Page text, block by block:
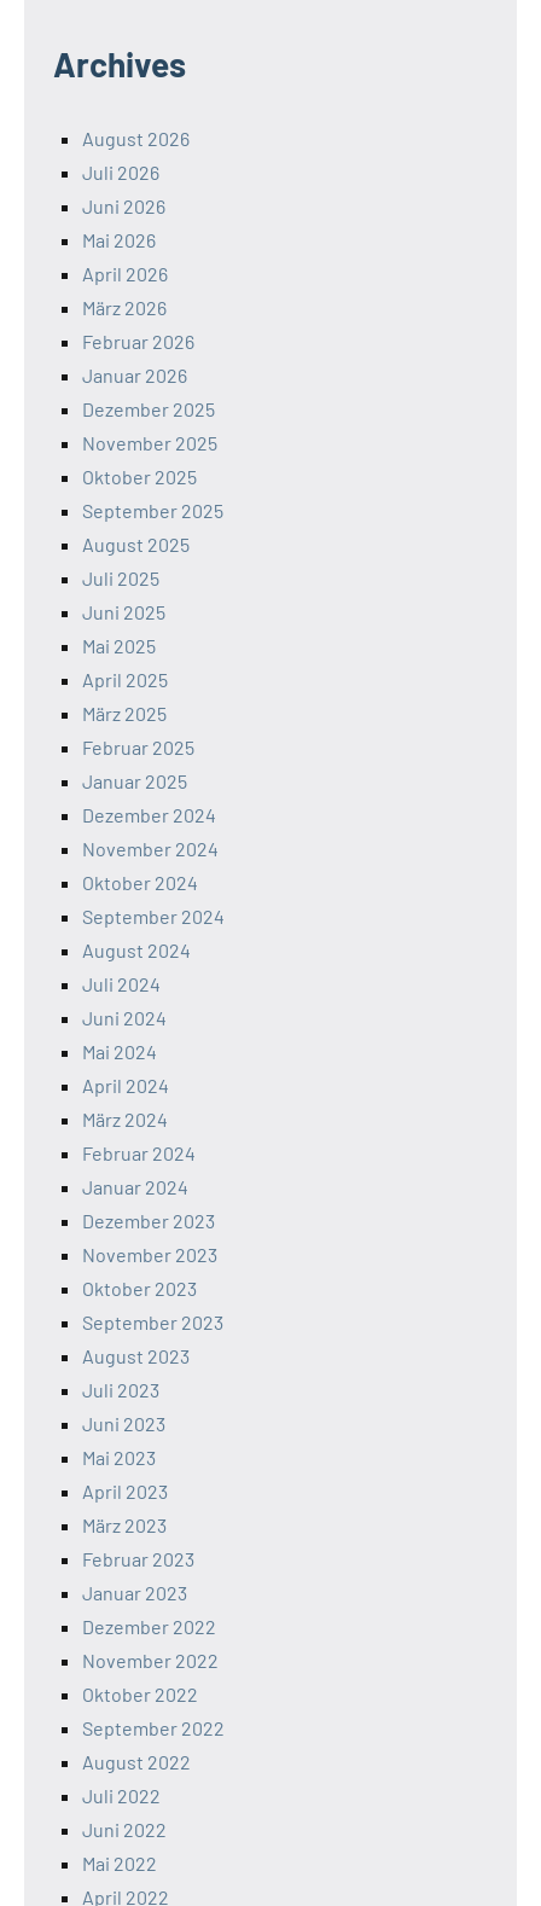
Archives
August 2026
Juli 2026
Juni 2026
Mai 2026
April 2026
März 2026
Februar 2026
Januar 2026
Dezember 2025
November 2025
Oktober 2025
September 2025
August 2025
Juli 2025
Juni 2025
Mai 2025
April 2025
März 2025
Februar 2025
Januar 2025
Dezember 2024
November 2024
Oktober 2024
September 2024
August 2024
Juli 2024
Juni 2024
Mai 2024
April 2024
März 2024
Februar 2024
Januar 2024
Dezember 2023
November 2023
Oktober 2023
September 2023
August 2023
Juli 2023
Juni 2023
Mai 2023
April 2023
März 2023
Februar 2023
Januar 2023
Dezember 2022
November 2022
Oktober 2022
September 2022
August 2022
Juli 2022
Juni 2022
Mai 2022
April 2022